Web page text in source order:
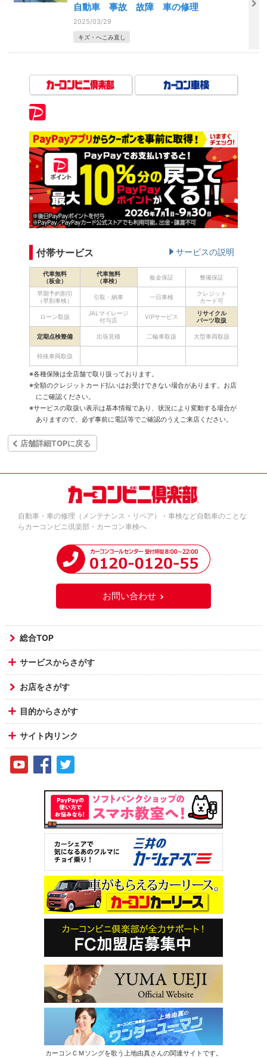
自動車 事故 故障 車の修理
2025/03/29
キズ・へこみ直し
付帯サービス サービスの説明
代車無料
（板金）
代車無料
（車検）
板金保証 整備保証
早期予約割引
（早割車検）
引取・納車 一日車検
クレジット
カード可
ローン取扱
JALマイレージ
付与店
VIPサービス
リサイクル
パーツ取扱
定期点検整備 出張見積 二輪車取扱 大型車両取扱
特殊車両取扱
※各種保険は全店舗で取り扱っております。
※全額のクレジットカード払いはお受けできない場合があります。お店
にご確認ください。
※サービスの取扱い表示は基本情報であり、状況により変動する場合が
ありますので、必ず事前に電話等でご確認のうえご来店ください。
店舗詳細TOPに戻る
自動車・車の修理（メンテナンス・リペア）・車検など自動車のことな
らカーコンビニ倶楽部・カーコン車検へ
お問い合わせ
総合TOP
サービスからさがす
お店をさがす
目的からさがす
サイト内リンク
カーコンＣＭソングを歌う上地由真さんの関連サイトです。